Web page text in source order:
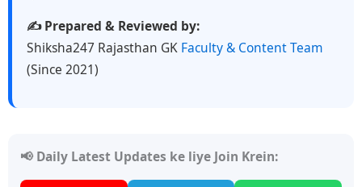
✍️ Prepared & Reviewed by:
Shiksha247 Rajasthan GK Faculty & Content Team
(Since 2021)
📢 Daily Latest Updates ke liye Join Krein: